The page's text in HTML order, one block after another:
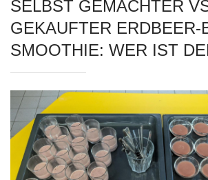
SELBST GEMACHTER
GEKAUFTER ERDBEER-
SMOOTHIE: WER IST